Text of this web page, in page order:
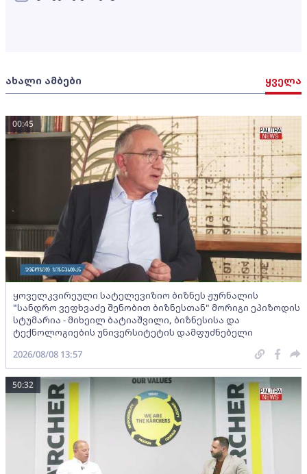
ახალი ამბები ყველა
ყოველკვირეული სატელევიზიო ბიზნეს ჟურნალის
"სანდრო ვეფხვაძე შენობით ბიზნესთან" მორიგი ეპიზოდის
სტუმარია - მიხეილ ბატიაშვილი, ბიზნესისა და
ტექნოლოგიების უნივერსიტეტის დამფუძნებელი
00:45
2026/08/08 13:57
50:32